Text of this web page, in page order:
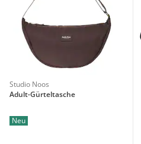
Studio Noos
Adult-Gürteltasche
Neu